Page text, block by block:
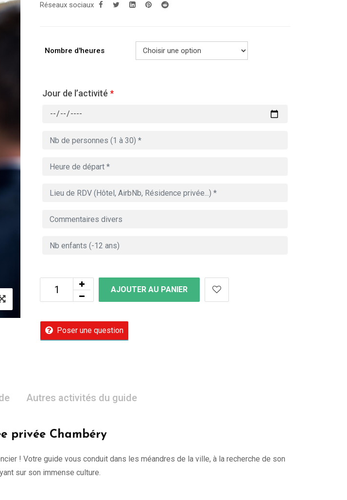
Réseaux sociaux
Nombre d'heures
Jour de l’activité *
AJOUTER AU PANIER
Poser une question
Autres activités du guide
privée Chambéry
! Votre guide vous conduit dans les méandres de la ville, à la recherche de son
sur son immense culture.